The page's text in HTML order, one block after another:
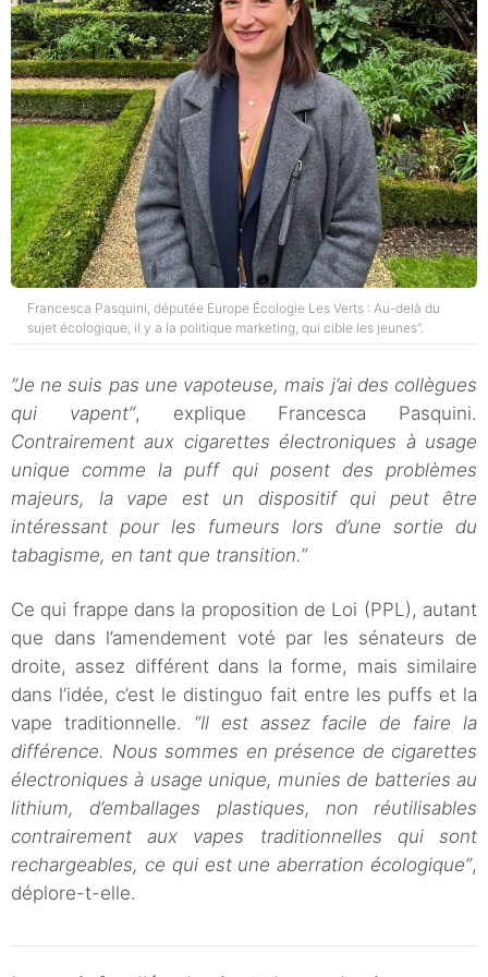
Francesca Pasquini, députée Europe Écologie Les Verts : Au-delà du
sujet écologique, il y a la politique marketing, qui cible les jeunes”.
“Je ne suis pas une vapoteuse, mais j’ai des collègues
qui vapent”, explique Francesca Pasquini.
Contrairement aux cigarettes électroniques à usage
unique comme la puff qui posent des problèmes
majeurs, la vape est un dispositif qui peut être
intéressant pour les fumeurs lors d’une sortie du
tabagisme, en tant que transition.”
Ce qui frappe dans la proposition de Loi (PPL), autant
que dans l’amendement voté par les sénateurs de
droite, assez différent dans la forme, mais similaire
dans l’idée, c’est le distinguo fait entre les puffs et la
vape traditionnelle. “Il est assez facile de faire la
différence. Nous sommes en présence de cigarettes
électroniques à usage unique, munies de batteries au
lithium, d’emballages plastiques, non réutilisables
contrairement aux vapes traditionnelles qui sont
rechargeables, ce qui est une aberration écologique”,
déplore-t-elle.